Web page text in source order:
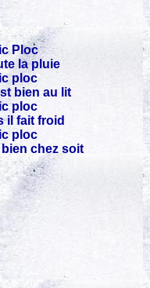
Ploc
la pluie
ploc
bien au lit
ploc
il fait froid
ploc
chez soit